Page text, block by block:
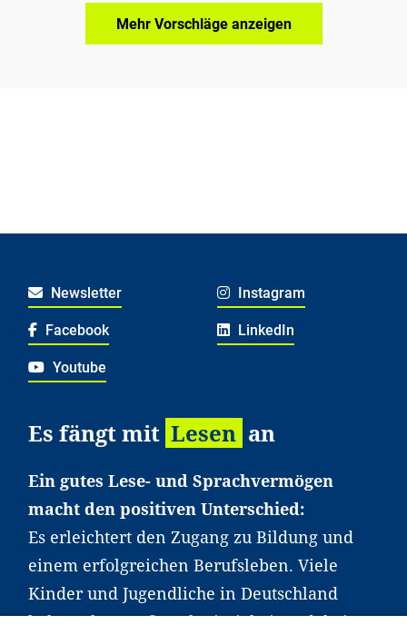
Mehr Vorschläge anzeigen
Newsletter Instagram
Facebook LinkedIn
Youtube
Es fängt mit Lesen an
Ein gutes Lese- und Sprachvermögen
macht den positiven Unterschied:
Es erleichtert den Zugang zu Bildung und
einem erfolgreichen Berufsleben. Viele
Kinder und Jugendliche in Deutschland